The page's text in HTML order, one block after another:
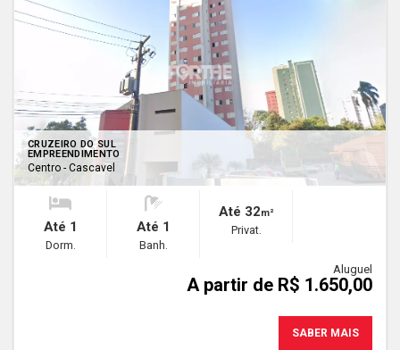
CRUZEIRO DO SUL
EMPREENDIMENTO
Centro - Cascavel
Até 1
Dorm.
Até 1
Banh.
Até 32m²
Privat.
Aluguel
A partir de R$ 1.650,00
SABER MAIS